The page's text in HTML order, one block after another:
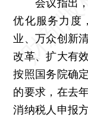
会议指出，
优化服务力度
业、万众创新
改革、扩大有
按照国务院确
的要求，在去
消纳税人申报